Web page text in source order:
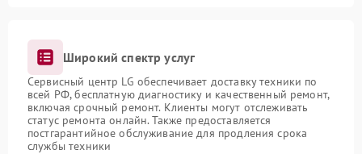
Широкий спектр услуг
Сервисный центр LG обеспечивает доставку техники по
всей РФ, бесплатную диагностику и качественный ремонт,
включая срочный ремонт. Клиенты могут отслеживать
статус ремонта онлайн. Также предоставляется
постгарантийное обслуживание для продления срока
службы техники